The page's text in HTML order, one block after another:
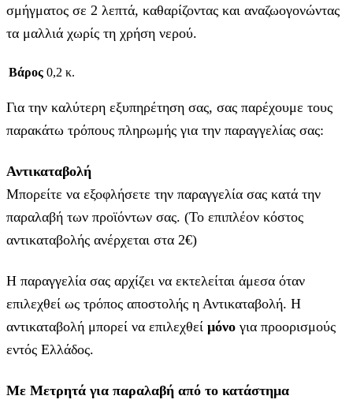
σμήγματος σε 2 λεπτά, καθαρίζοντας και αναζωογονώντας
τα μαλλιά χωρίς τη χρήση νερού.
Βάρος 0,2 κ.
Για την καλύτερη εξυπηρέτηση σας, σας παρέχουμε τους
παρακάτω τρόπους πληρωμής για την παραγγελίας σας:
Αντικαταβολή
Μπορείτε να εξοφλήσετε την παραγγελία σας κατά την
παραλαβή των προϊόντων σας. (Το επιπλέον κόστος
αντικαταβολής ανέρχεται στα 2€)
Η παραγγελία σας αρχίζει να εκτελείται άμεσα όταν
επιλεχθεί ως τρόπος αποστολής η Αντικαταβολή. Η
αντικαταβολή μπορεί να επιλεχθεί μόνο για προορισμούς
εντός Ελλάδος.
Με Μετρητά για παραλαβή από το κατάστημα